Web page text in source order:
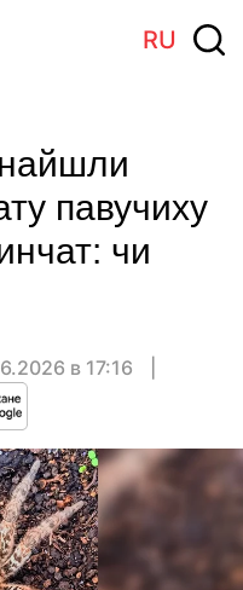
RU
павучиху
чи
в 17:16